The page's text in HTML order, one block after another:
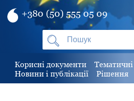
+380 (50) 555 05 09
Корисні документи
Новини і публікації
Рішення